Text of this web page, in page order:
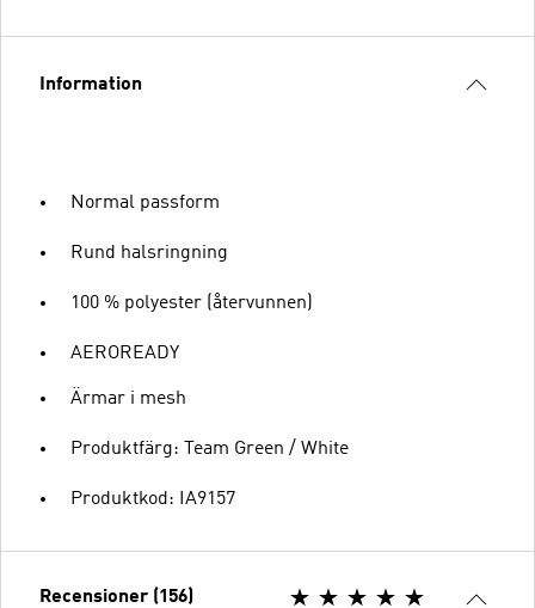
Information
Normal passform
Rund halsringning
100 % polyester (återvunnen)
AEROREADY
Ärmar i mesh
Produktfärg: Team Green / White
Produktkod: IA9157
Recensioner (156)